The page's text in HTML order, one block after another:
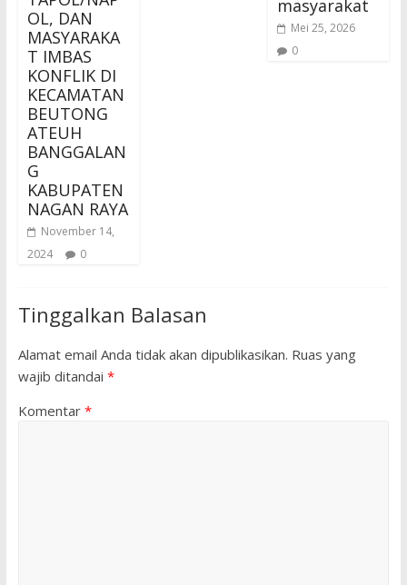
OL, DAN
MASYARAKA
T IMBAS
KONFLIK DI
KECAMATAN
BEUTONG
ATEUH
BANGGALAN
G
KABUPATEN
NAGAN RAYA
November 14,
2024
0
masyarakat
Mei 25, 2026
0
Tinggalkan Balasan
Alamat email Anda tidak akan dipublikasikan. Ruas yang
wajib ditandai *
Komentar *